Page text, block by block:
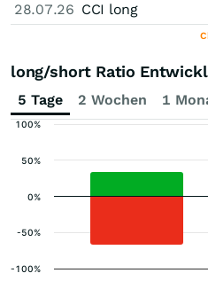
28.07.26 CCI long
long/short Ratio
5 Tage 2 Wochen 1
-100%
-50%
0%
50%
100%